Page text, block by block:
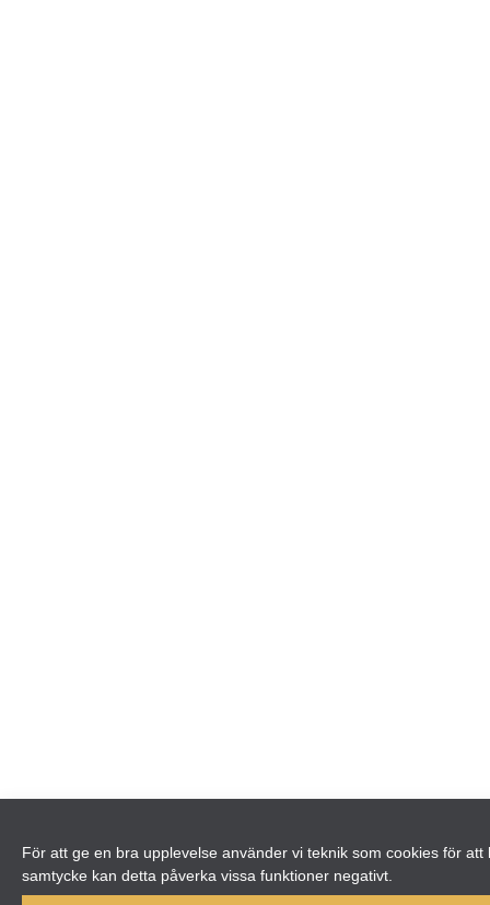
För att ge en bra upplevelse använder vi teknik som cookies för
samtycke kan detta påverka vissa funktioner negativt.